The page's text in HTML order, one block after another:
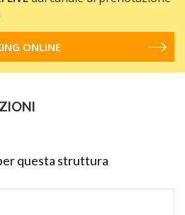
ONLINE
questa struttura